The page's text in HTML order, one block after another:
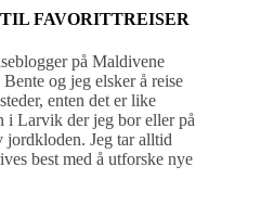
FAVORITTREISER
og jeg elsker å reise
enten det er like
i Larvik der jeg bor eller på
jordkloden. Jeg tar alltid
best med å utforske nye